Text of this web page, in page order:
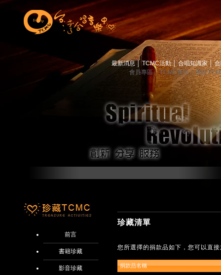
最新消息 TCMC活動│ 合唱知識家│
會員專區│ TCMC會訊│ 關於
前言
書籍珍藏
影音珍藏
珍藏清單
您所選擇的捐款品如下，您可以直
捐款品名稱